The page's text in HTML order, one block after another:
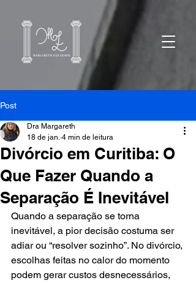
Post
Divórcio em Curitiba: O
Que Fazer Quando a
Separação É Inevitável
Dra Margareth
18 de jan. 4 min de leitura
Quando a separação se torna
inevitável, a pior decisão costuma ser
adiar ou “resolver sozinho”. No divórcio,
escolhas feitas no calor do momento
podem gerar custos desnecessários,